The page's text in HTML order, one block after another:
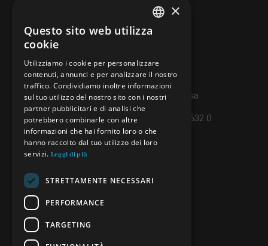
CONTATTI
info@minieradoro.ch
079 127 20 80
Casella postale 7, 6997 Sessa
IBAN: CH45 8080 8004 4238 0632 0
GERMAN
ENGLISH
×
Questo sito web utilizza
cookie
Utilizziamo i cookie per personalizzare
contenuti, annunci e per analizzare il nostro
traffico. Condividiamo inoltre informazioni
sul tuo utilizzo del nostro sito con i nostri
partner pubblicitari e di analisi che
potrebbero combinarle con altre
informazioni che hai fornito loro o che
hanno raccolto dal tuo utilizzo dei loro
servizi. Leggi di più
STRETTAMENTE NECESSARI
PERFORMANCE
TARGETING